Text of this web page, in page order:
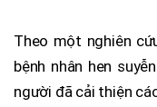
Theo một nghiên
bệnh nhân hen
người đã cải thiện